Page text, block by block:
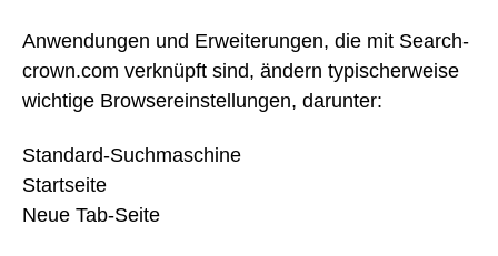
Anwendungen und Erweiterungen, die mit Search-
crown.com verknüpft sind, ändern typischerweise
wichtige Browsereinstellungen, darunter:
Standard-Suchmaschine
Startseite
Neue Tab-Seite